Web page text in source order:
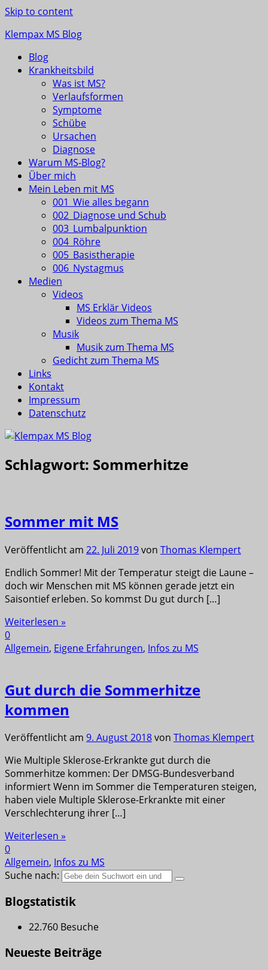
Skip to content
Klempax MS Blog
Infos, Fragen, Antworten für und von MSlern
Blog
Krankheitsbild
Was ist MS?
Verlaufsformen
Symptome
Schübe
Ursachen
Diagnose
Warum MS-Blog?
Über mich
Mein Leben mit MS
001_Wie alles begann
002_Diagnose und Schub
003_Lumbalpunktion
004_Röhre
005_Basistherapie
006_Nystagmus
Medien
Videos
MS Erklär Videos
Videos zum Thema MS
Musik
Musik zum Thema MS
Gedicht zum Thema MS
Links
Kontakt
Impressum
Datenschutz
Schlagwort: Sommerhitze
Sommer mit MS
Veröffentlicht am 22. Juli 2019von Thomas Klempert
Endlich Sommer! Mit der Temperatur steigt die Laune –
doch wir Menschen mit MS können gerade jetzt ein
Saisontief erleben. So kommst Du gut durch […]
Weiterlesen »
0
Allgemein, Eigene Erfahrungen, Infos zu MS
Gut durch die Sommerhitze
kommen
Veröffentlicht am 9. August 2018von Thomas Klempert
Wie Multiple Sklerose-Erkrankte gut durch die
Sommerhitze kommen: Der DMSG-Bundesverband
informiert Wenn im Sommer die Temperaturen steigen,
haben viele Multiple Sklerose-Erkrankte mit einer
Verschlechterung ihrer […]
Weiterlesen »
0
Allgemein, Infos zu MS
Suche nach:
Blogstatistik
22.760 Besuche
Neueste Beiträge